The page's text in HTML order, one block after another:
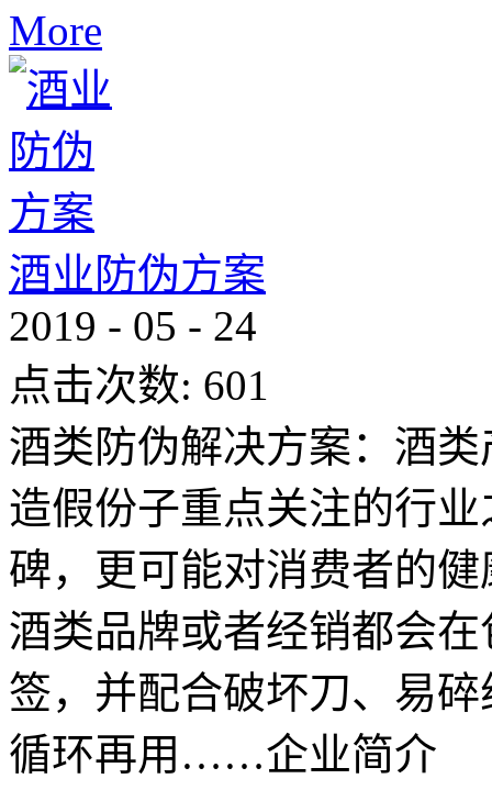
More
酒业防伪方案
2019 - 05 - 24
点击次数: 601
酒类防伪解决方案：酒
造假份子重点关注的行
碑，更可能对消费者的
酒类品牌或者经销都会
签，并配合破坏刀、易
循环再用……企业简介